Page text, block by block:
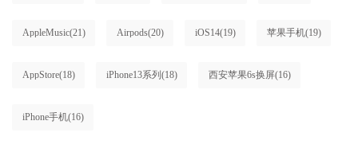
AppleMusic(21) Airpods(20) iOS14(19) 苹果手机(19)
AppStore(18) iPhone13系列 (18) 西安苹果6s换屏(16)
iPhone手机(16)